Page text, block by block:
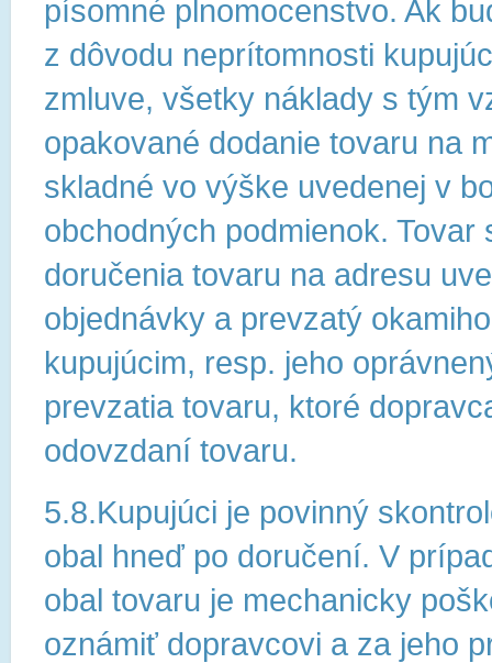
písomné plnomocenstvo. Ak
z dôvodu neprítomnosti
zmluve, všetky náklady s tým
opakované dodanie tovaru na
skladné vo výške uvedenej v
obchodných podmienok.
doručenia tovaru na adresu
objednávky a prevzatý
kupujúcim, resp. jeho
prevzatia tovaru, ktoré
odovzdaní tovaru.
5.8.Kupujúci je povinný
obal hneď po doručení. V
obal tovaru je mechanicky
oznámiť dopravcovi a za jeho